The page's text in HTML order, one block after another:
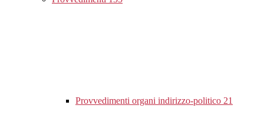
Provvedimenti organi indirizzo-politico 21